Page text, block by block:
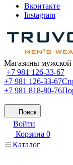
Вконтакте
Instagram
Магазины
+7 981 126-33-67
+7 981 126-33-67
+7 981 818-80-76
Поиск
Войти
Корзина 0
Каталог